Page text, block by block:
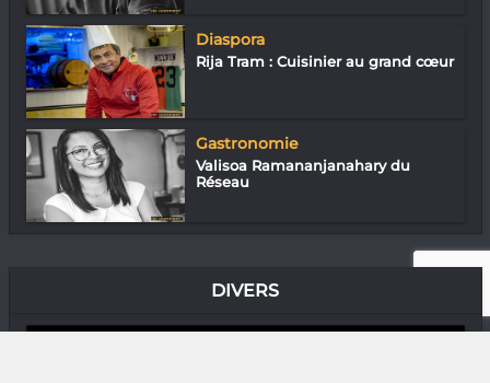
Diaspora
Rija Tram : Cuisinier au grand cœur
Gastronomie
Valisoa Ramananjanahary du
Réseau
DIVERS